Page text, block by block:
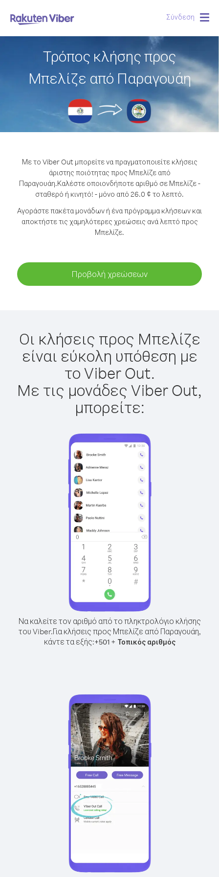
Σύνδεση
Τρόπος κλήσης προς
Μπελίζε από Παραγουάη
Με το Viber Out μπορείτε να πραγματοποιείτε κλήσεις
άριστης ποιότητας προς Μπελίζε από
Παραγουάη.Καλέστε οποιονδήποτε αριθμό σε Μπελίζε -
σταθερό ή κινητό! - μόνο από 26.0 ¢ το λεπτό.
Αγοράστε πακέτα μονάδων ή ένα πρόγραμμα κλήσεων και
αποκτήστε τις χαμηλότερες χρεώσεις ανά λεπτό προς
Μπελίζε.
Προβολή χρεώσεων
Οι κλήσεις προς Μπελίζε
είναι εύκολη υπόθεση με
το Viber Out.
Με τις μονάδες Viber Out,
μπορείτε:
Να καλείτε τον αριθμό από το πληκτρολόγιο κλήσης
του Viber.Για κλήσεις προς Μπελίζε από Παραγουάη,
κάντε τα εξής:+501+ Τοπικός αριθμός